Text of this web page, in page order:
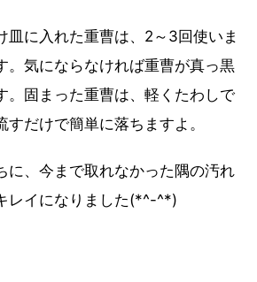
皿に入れた重曹は、2～3回使いま
。気にならなければ重曹が真っ黒
。固まった重曹は、軽くたわしで
すだけで簡単に落ちますよ。
に、今まで取れなかった隅の汚れ
レイになりました(*^-^*)